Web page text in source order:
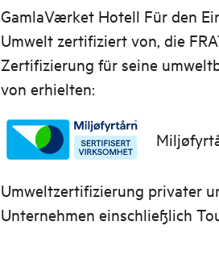
GamlaVærket Hotell Für den
Umwelt zertifiziert von, die
Zertifizierung für seine
von erhielten:
Umweltzertifizierung privater
Unternehmen einschließlich